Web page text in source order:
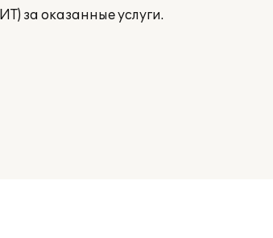
за оказанные услуги.